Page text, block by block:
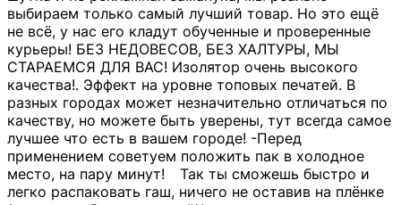
выбираем только самый лучший товар. Но это ещё
не всё, у нас его кладут обученные и проверенные
курьеры! БЕЗ НЕДОВЕСОВ, БЕЗ ХАЛТУРЫ, МЫ
СТАРАЕМСЯ ДЛЯ ВАС! Изолятор очень высокого
качества!. Эффект на уровне топовых печатей. В
разных городах может незначительно отличаться по
качеству, но можете быть уверены, тут всегда самое
лучшее что есть в вашем городе! -Перед
применением советуем положить пак в холодное
место, на пару минут!⠀ Так ты сможешь быстро и
легко распаковать гаш, ничего не оставив на плёнке